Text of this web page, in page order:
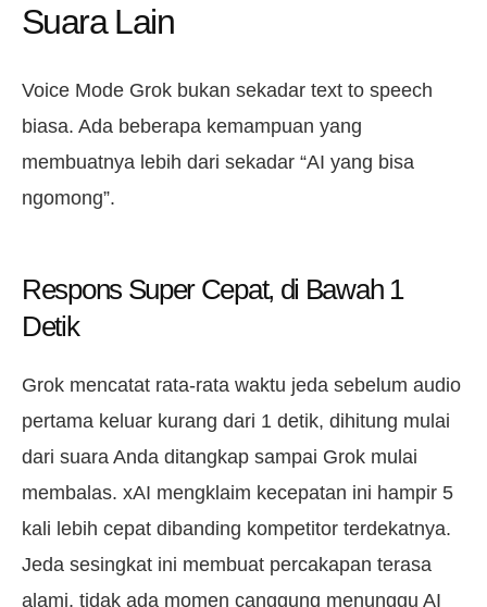
Suara Lain
Voice Mode Grok bukan sekadar text to speech
biasa. Ada beberapa kemampuan yang
membuatnya lebih dari sekadar “AI yang bisa
ngomong”.
Respons Super Cepat, di Bawah 1
Detik
Grok mencatat rata-rata waktu jeda sebelum audio
pertama keluar kurang dari 1 detik, dihitung mulai
dari suara Anda ditangkap sampai Grok mulai
membalas. xAI mengklaim kecepatan ini hampir 5
kali lebih cepat dibanding kompetitor terdekatnya.
Jeda sesingkat ini membuat percakapan terasa
alami, tidak ada momen canggung menunggu AI